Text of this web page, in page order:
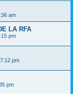
am
LA RFA
pm
pm
pm